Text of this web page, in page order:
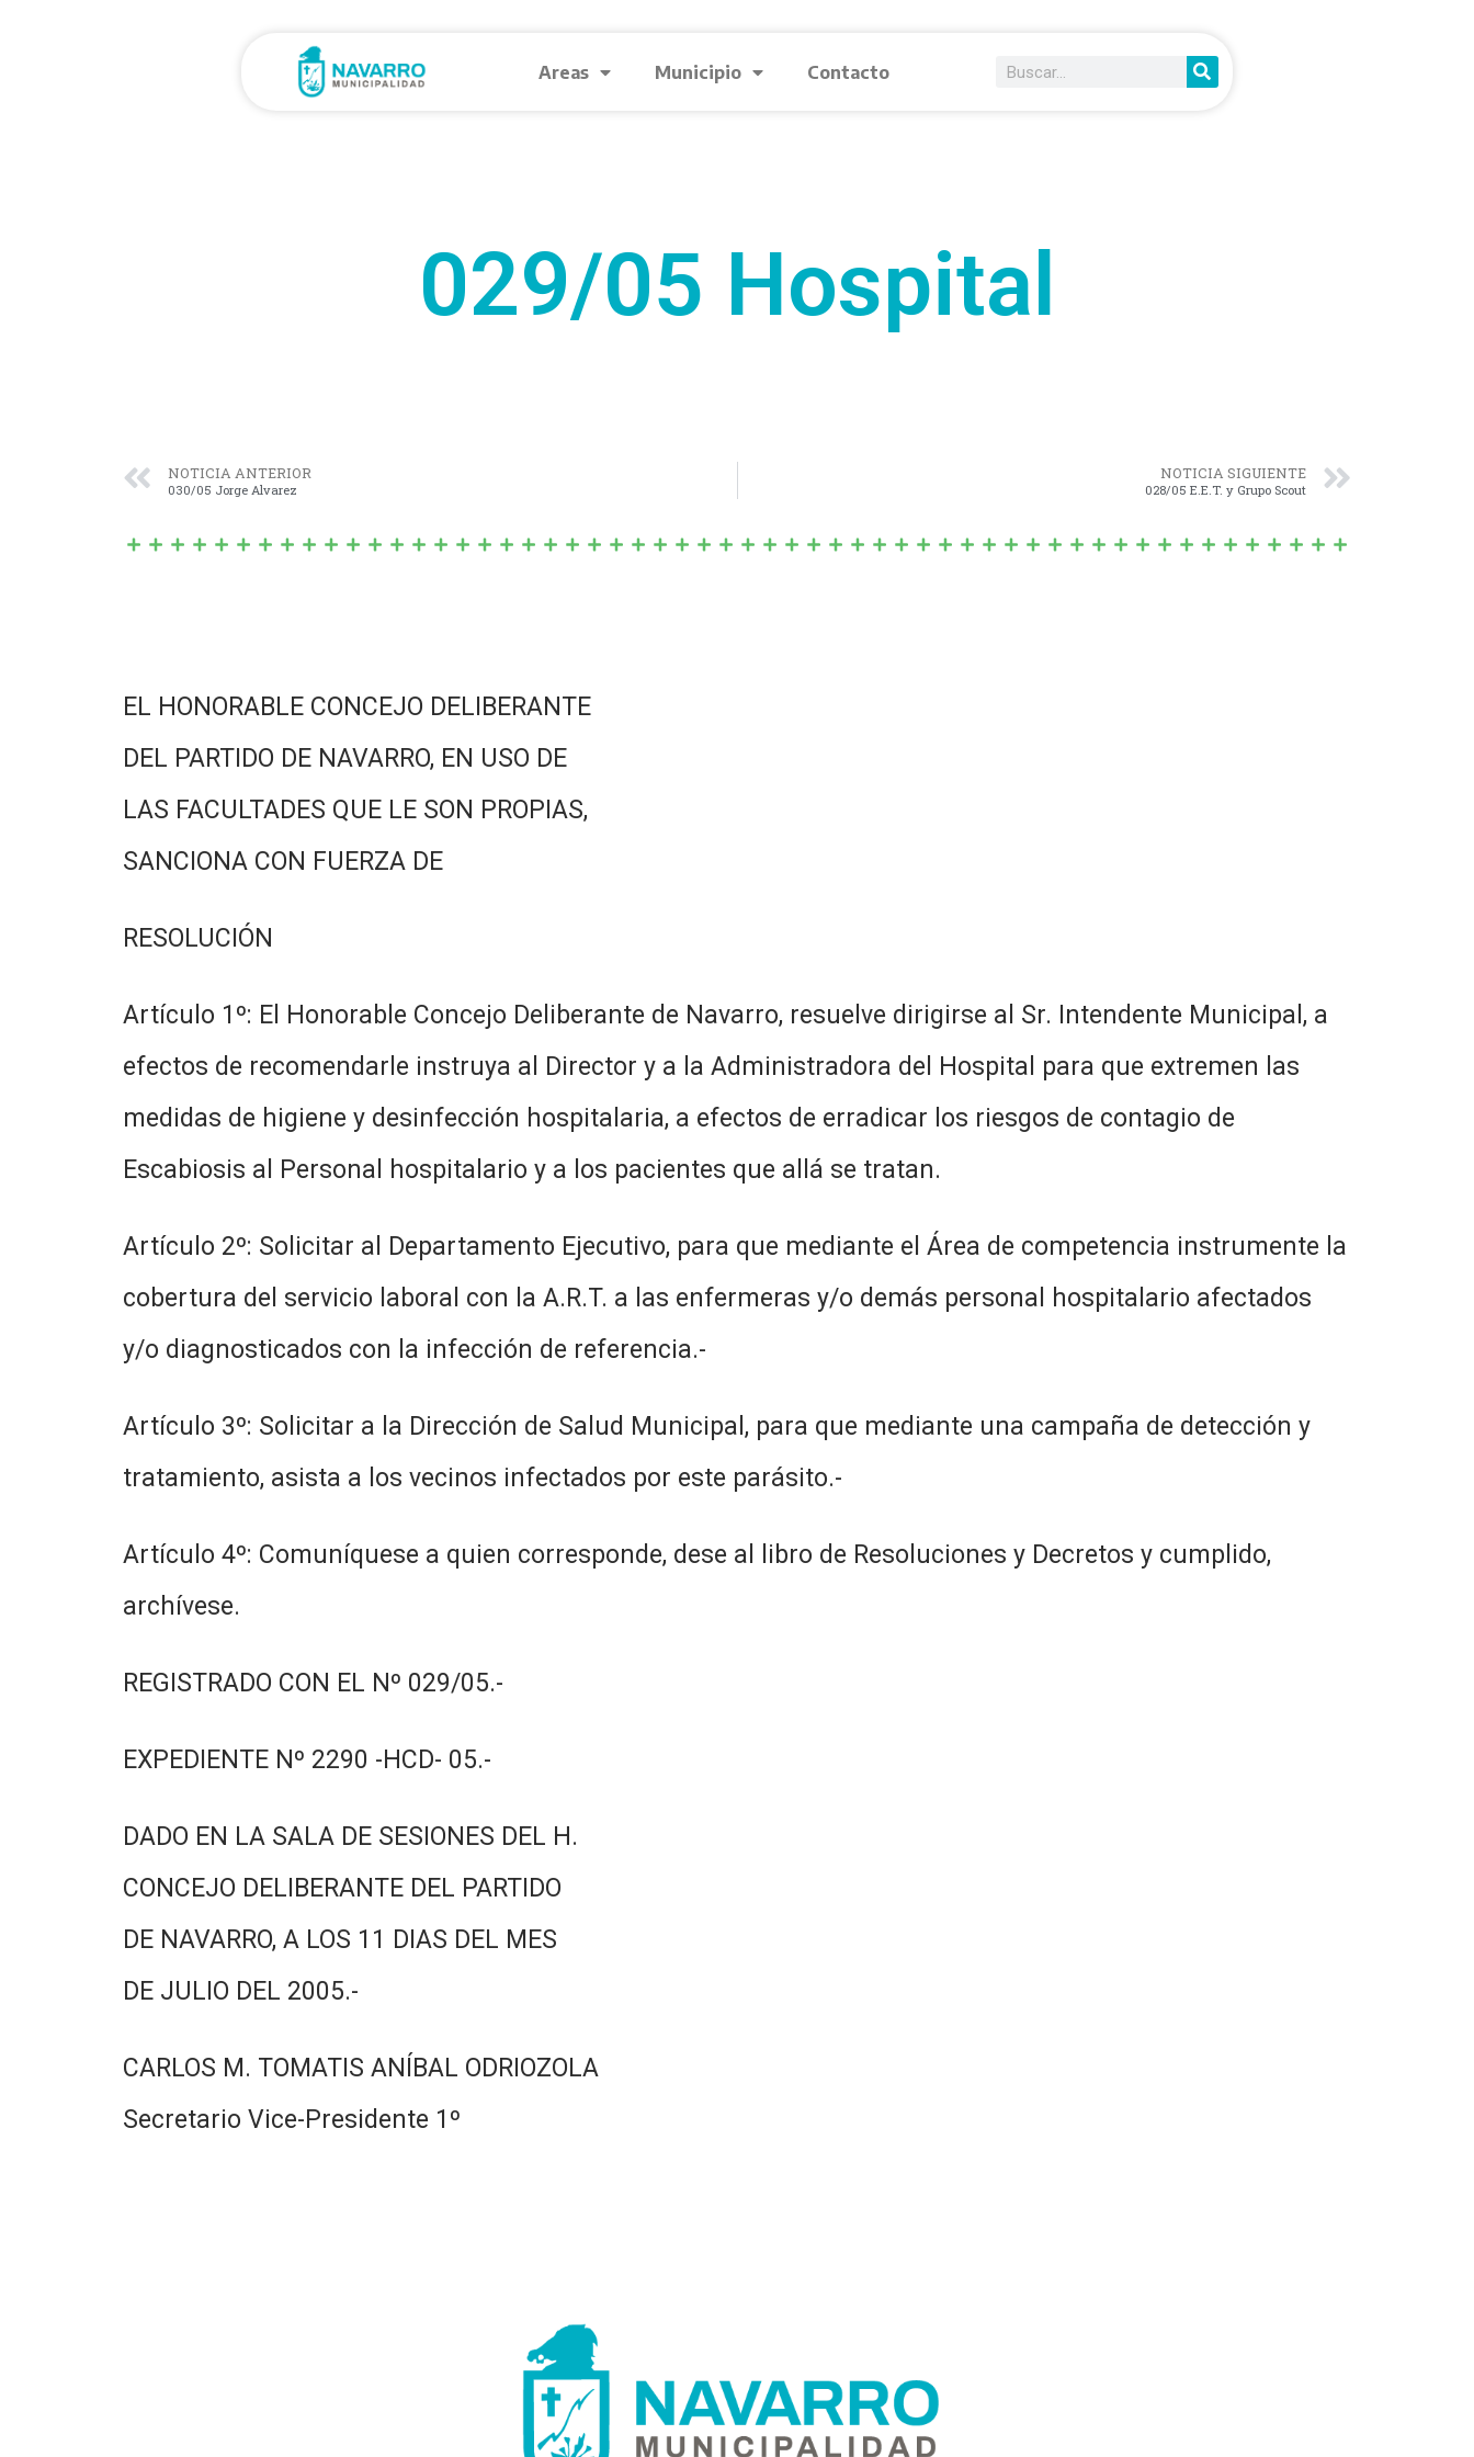
Areas Municipio Contacto
029/05 Hospital
NOTICIA ANTERIOR
030/05 Jorge Alvarez
NOTICIA SIGUIENTE
028/05 E.E.T. y Grupo Scout
EL HONORABLE CONCEJO DELIBERANTE
DEL PARTIDO DE NAVARRO, EN USO DE
LAS FACULTADES QUE LE SON PROPIAS,
SANCIONA CON FUERZA DE
RESOLUCIÓN
Artículo 1º: El Honorable Concejo Deliberante de Navarro, resuelve dirigirse al Sr. Intendente Municipal, a
efectos de recomendarle instruya al Director y a la Administradora del Hospital para que extremen las
medidas de higiene y desinfección hospitalaria, a efectos de erradicar los riesgos de contagio de
Escabiosis al Personal hospitalario y a los pacientes que allá se tratan.
Artículo 2º: Solicitar al Departamento Ejecutivo, para que mediante el Área de competencia instrumente la
cobertura del servicio laboral con la A.R.T. a las enfermeras y/o demás personal hospitalario afectados
y/o diagnosticados con la infección de referencia.-
Artículo 3º: Solicitar a la Dirección de Salud Municipal, para que mediante una campaña de detección y
tratamiento, asista a los vecinos infectados por este parásito.-
Artículo 4º: Comuníquese a quien corresponde, dese al libro de Resoluciones y Decretos y cumplido,
archívese.
REGISTRADO CON EL Nº 029/05.-
EXPEDIENTE Nº 2290 -HCD- 05.-
DADO EN LA SALA DE SESIONES DEL H.
CONCEJO DELIBERANTE DEL PARTIDO
DE NAVARRO, A LOS 11 DIAS DEL MES
DE JULIO DEL 2005.-
CARLOS M. TOMATIS ANÍBAL ODRIOZOLA
Secretario Vice-Presidente 1º